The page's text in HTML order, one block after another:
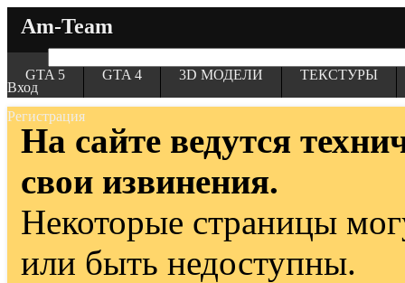
Am-Team
Вход
Регистрация
GTA 5 GTA 4 3D МОДЕЛИ ТЕКСТУРЫ
На сайте ведутся
свои извинения.
Некоторые страницы
или быть недоступны.